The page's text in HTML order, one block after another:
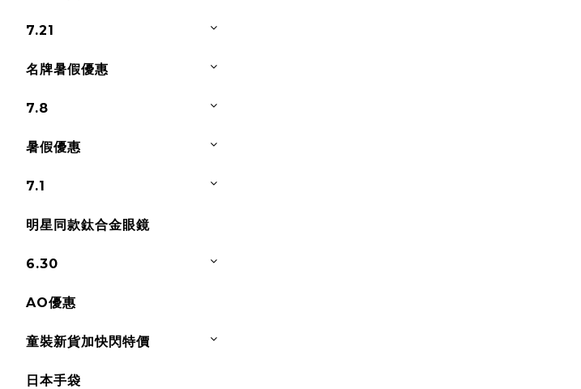
7.21
名牌暑假優惠
7.8
暑假優惠
7.1
明星同款鈦合金眼鏡
6.30
AO優惠
童裝新貨加快閃特價
日本手袋